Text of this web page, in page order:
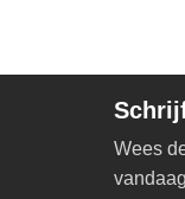
Wees